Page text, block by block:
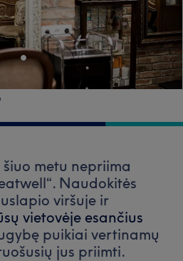
metu nepriima
Naudokitės
viršuje ir
vietovėje esančius
puikiai vertinamų
jus priimti.